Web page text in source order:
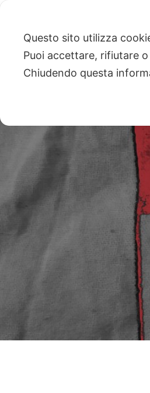
Questo sito utilizza
Puoi accettare, rifiutare
Chiudendo questa